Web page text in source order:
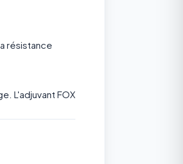
résistance
L'adjuvant FOX